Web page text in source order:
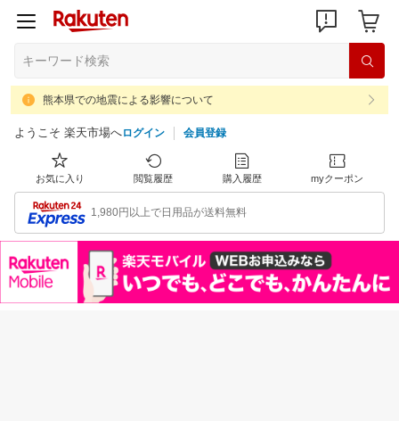
熊本県での地震による影響について
ようこそ 楽天市場へログイン 会員登録
お気に入り 閲覧履歴 購入履歴 myクーポン
1,980円以上で日用品が送料無料